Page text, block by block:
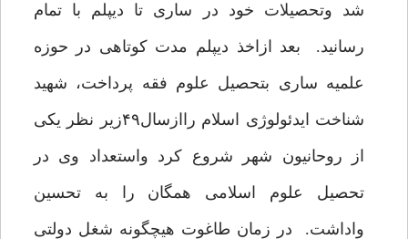
شد وتحصیلات خود در ساری تا دیپلم با تمام
رسانید. بعد ازاخذ دیپلم مدت کوتاهی در حوزه
علمیه ساری بتحصیل علوم فقه پرداخت، شهید
شناخت ایدئولوژی اسلام راازسال۴۹زیر نظر یکی
از روحانیون شهر شروع کرد واستعداد وی در
تحصیل علوم اسلامی همگان را به تحسین
واداشت. در زمان طاغوت هیچگونه شغل دولتی